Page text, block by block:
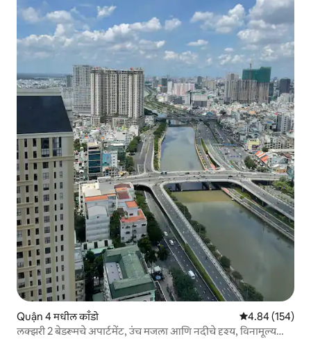
Quận 4 मधील काँडो 5 पैकी 4.84
4.84 (154)
लक्झरी 2 बेडरूमचे अपार्टमेंट, उंच मजला आणि नदीचे दृश्य, विनामूल्य